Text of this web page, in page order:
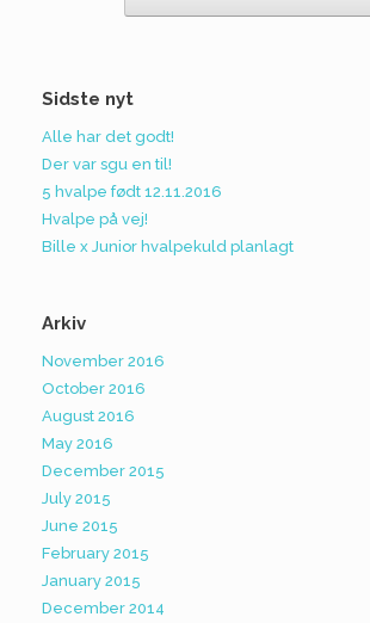
Sidste nyt
Alle har det godt!
Der var sgu en til!
5 hvalpe født 12.11.2016
Hvalpe på vej!
Bille x Junior hvalpekuld planlagt
Arkiv
November 2016
October 2016
August 2016
May 2016
December 2015
July 2015
June 2015
February 2015
January 2015
December 2014